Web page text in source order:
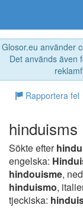
Glosor.eu använder
Det används även
Rapportera fel
hinduisms
Sökte efter
engelska:
hindouisme,
hinduismo,
tjeckiska: